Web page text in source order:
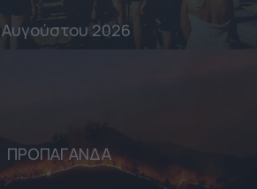
2026
ΠΡΟΠΑΓΑΝΔΑ